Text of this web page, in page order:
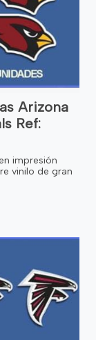
Arizona
Ref:
impresión
vinilo de gran